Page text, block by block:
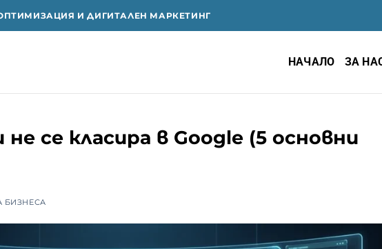
И ДИГИТАЛЕН МАРКЕТИНГ
НАЧАЛО ЗА
се класира в Google (5 основни
БИЗНЕСА